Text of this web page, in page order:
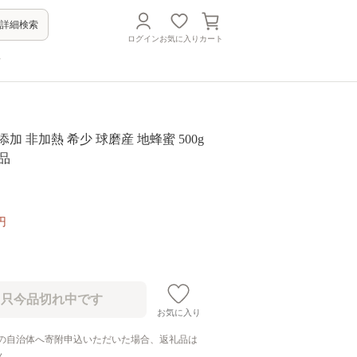
詳細検索
ログインお気に入り カート
加熱 希少 球磨産 地蜂蜜 500g
お気に入り
自治体へ寄附申込いただいた場合、返礼品は